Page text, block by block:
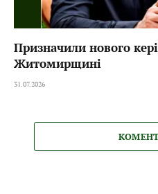
Призначили нового
Житомирщині
31.07.2026